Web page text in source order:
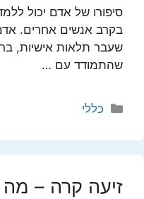
סיפורו של אדם יכול
בקרב אנשים אחרים.
שעבר תלאות אישיות,
שהתמודד עם …
קטגוריות
כללי
זיעה קרה – מה